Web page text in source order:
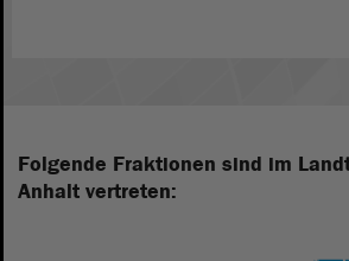
Folgende Fraktionen sind im
Anhalt vertreten: